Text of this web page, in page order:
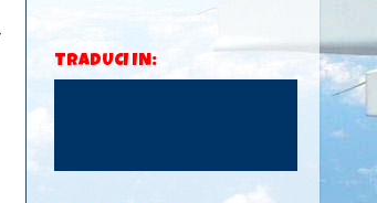
TRADUCI IN: